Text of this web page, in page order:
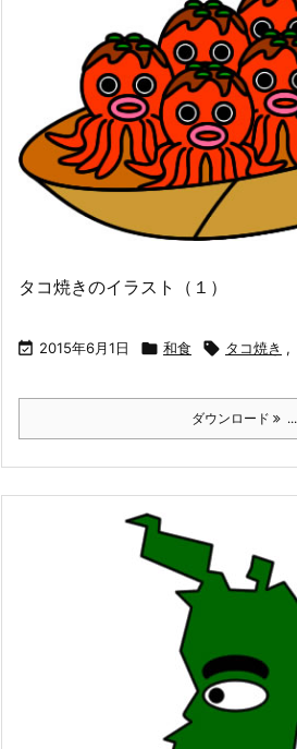
タコ焼きのイラスト（１）
 2015年6月1日  和食  タコ焼き ,
ダウンロード ...